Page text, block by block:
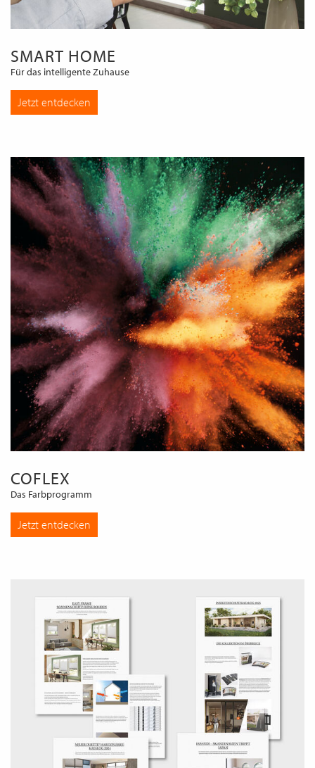
SMART HOME
Für das intelligente Zuhause
Jetzt entdecken
COFLEX
Das Farbprogramm
Jetzt entdecken